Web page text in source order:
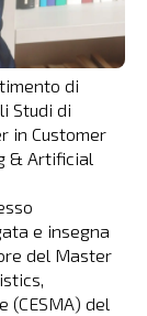
di
Studi di
in Customer
& Artificial
e insegna
del Master
del